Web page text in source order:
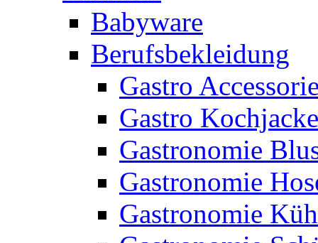
Babyware
Berufsbekleidung
Gastro
Gastro
Gastronomie
Gastronomie
Gastronomie